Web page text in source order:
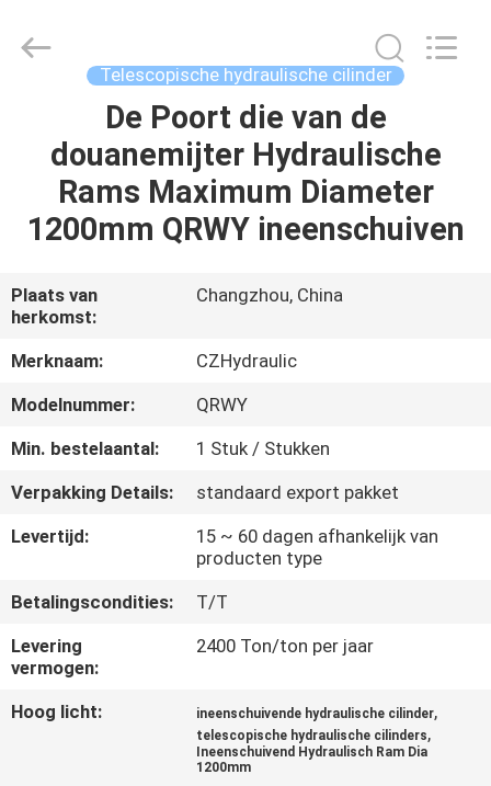
PRODUCTEN
OVER
ONS
FABRIEKSTOCHT
KWALITEITSCONTROLE
CONTACT
MET
ONS
OP
EQUIPMENT
CO.,LTD.
Telescopische hydraulische cilinder
De Poort die van de
douanemijter Hydraulische
Rams Maximum Diameter
1200mm QRWY ineenschuiven
Plaats van
herkomst:
Changzhou, China
Merknaam:
CZHydraulic
Modelnummer:
QRWY
Min. bestelaantal:
1 Stuk / Stukken
Verpakking Details:
standaard export pakket
Levertijd:
15 ~ 60 dagen afhankelijk van
producten type
Betalingscondities:
T/T
Levering
vermogen:
2400 Ton/ton per jaar
Hoog licht: ineenschuivende hydraulische cilinder,
telescopische hydraulische cilinders,
Ineenschuivend Hydraulisch Ram Dia
1200mm